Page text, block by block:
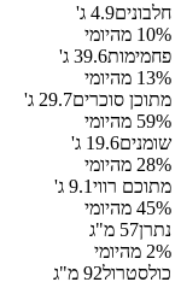
חלבונים4.9 ג'
10% מהיומי
פחמימות39.6 ג'
13% מהיומי
מתוכן סוכרים29.7 ג'
59% מהיומי
שומנים19.6 ג'
28% מהיומי
מתוכם רווי9.1 ג'
45% מהיומי
נתרן57 מ"ג
2% מהיומי
כולסטרול92 מ"ג